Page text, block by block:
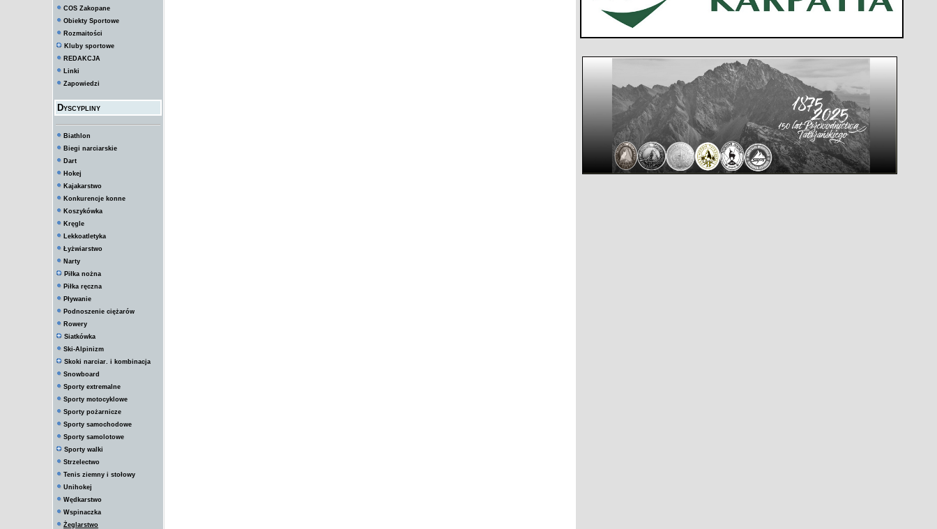
COS Zakopane
Obiekty Sportowe
Rozmaitości
Kluby sportowe
REDAKCJA
Linki
Zapowiedzi
Dyscypliny
Biathlon
Biegi narciarskie
Dart
Hokej
Kajakarstwo
Konkurencje konne
Koszykówka
Kręgle
Lekkoatletyka
Łyżwiarstwo
Narty
Piłka nożna
Piłka ręczna
Pływanie
Podnoszenie ciężarów
Rowery
Siatkówka
Ski-Alpinizm
Skoki narciar. i kombinacja
Snowboard
Sporty extremalne
Sporty motocyklowe
Sporty pożarnicze
Sporty samochodowe
Sporty samolotowe
Sporty walki
Strzelectwo
Tenis ziemny i stołowy
Unihokej
Wędkarstwo
Wspinaczka
Żeglarstwo